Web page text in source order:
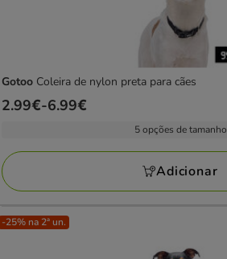
Gotoo Coleira de nylon preta para cães
Preço
a
6.99€
2.99€-6.99€
5 opções de tamanho
Adicionar
-25% na 2ª un.